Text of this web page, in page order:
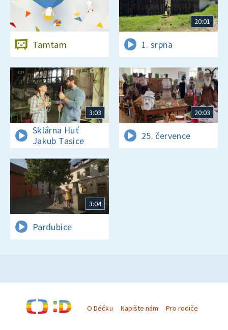
Tamtam
20:01
1. srpna
3:03
Sklárna Huť
Jakub Tasice
20:03
25. července
3:04
Pardubice
O Déčku Napište nám Pro rodiče